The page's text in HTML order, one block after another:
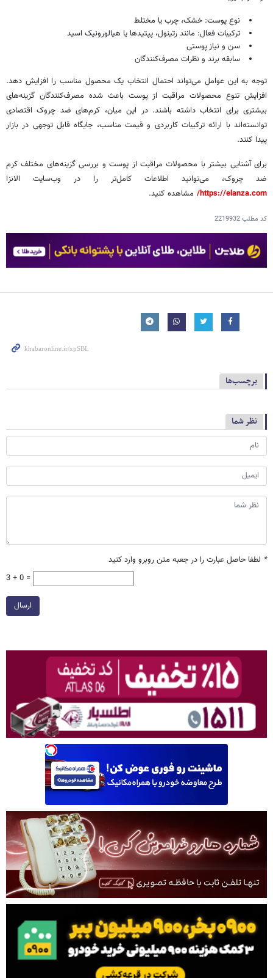
نوع پوست: خشک، چرب یا مختلط
ترکیبات فعال: مانند رتینول، پپتیدها یا هیالورونیک اسید
سن و نیاز پوستی
سابقه برند و نظرات مصرف‌کنندگان
توجه به این عوامل می‌تواند احتمال انتخاب یک محصول مناسب را افزایش دهد.
افزایش تنوع محصولات مراقبت از پوست باعث شده مصرف‌کنندگان گزینه‌های
بیشتری برای انتخاب داشته باشند. در این میان، کرم‌های ضد چروک اقتصادی
توانسته‌اند با ارائه ترکیبات کاربردی و قیمت مناسب، جایگاه قابل توجهی در بازار
پیدا کنند.
برای آشنایی بیشتر با محصولات مراقبت از پوست و بررسی گزینه‌های مختلف کرم
ضد چروک، می‌توانید اطلاعات کامل‌تر را در وب‌سایت الانزا
https://elanza.com/ مشاهده کنید.
کد مطلب2219932
برچسب‌ها
نظر شما
* لطفا حاصل عبارت را در جعبه متن روبرو وارد کنید
3 + 0 =
ارسال